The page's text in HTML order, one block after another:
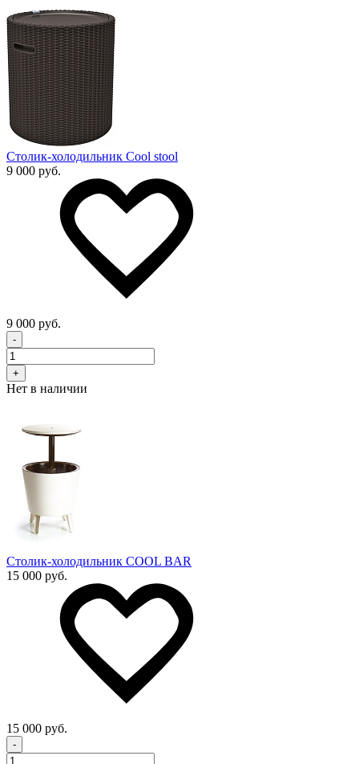
Столик-холодильник Cool stool
9 000 руб.
9 000 руб.
-
+
Нет в наличии
Столик-холодильник COOL BAR
15 000 руб.
15 000 руб.
-